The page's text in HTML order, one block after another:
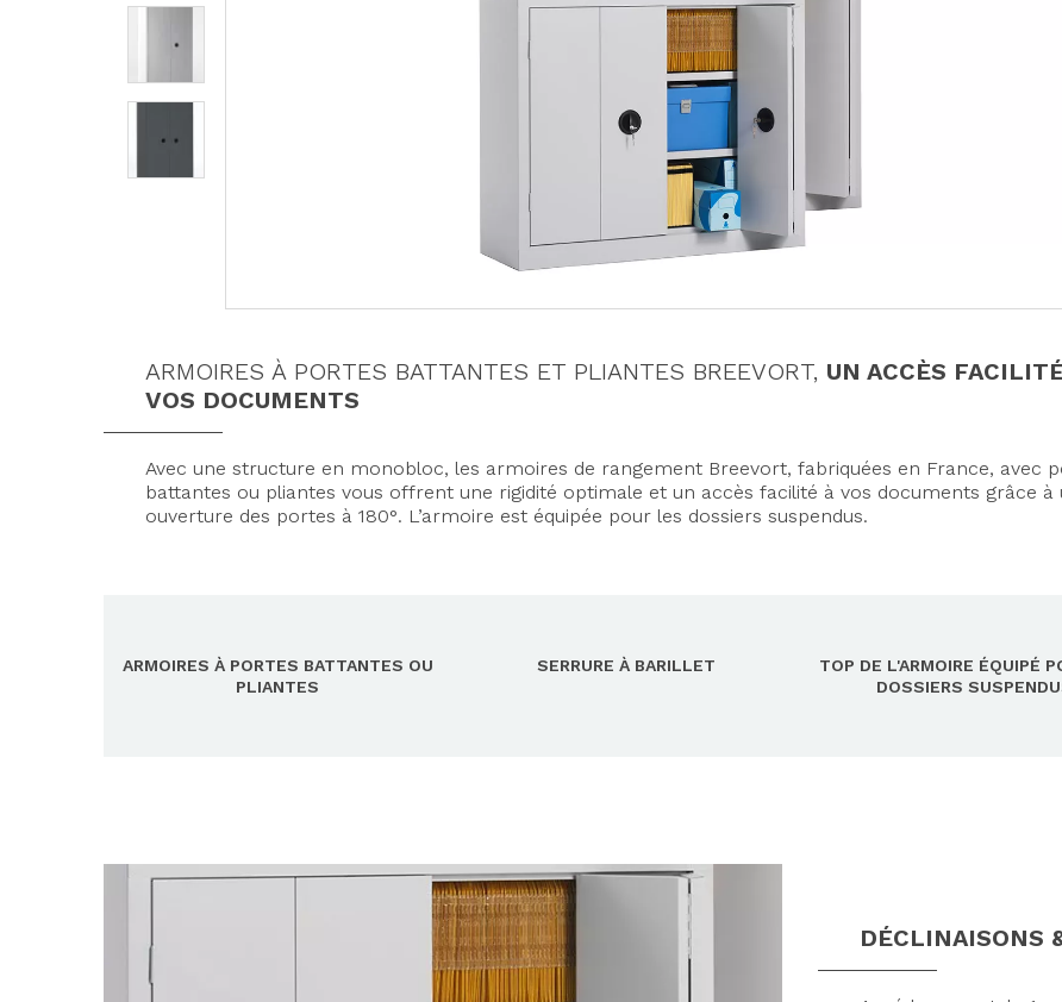
ARMOIRES À PORTES BATTANTES ET PLIANTES BREEVORT, UN ACCÈS
VOS DOCUMENTS
Avec une structure en monobloc, les armoires de rangement Breevort, fabriquées en France, avec
battantes ou pliantes vous offrent une rigidité optimale et un accès facilité à vos documents grâce à
ouverture des portes à 180°. L’armoire est équipée pour les dossiers suspendus.
ARMOIRES À PORTES BATTANTES OU
PLIANTES
SERRURE À BARILLET
TOP DE L'ARMOIRE ÉQUIPÉ
DOSSIERS
DÉCLINAISONS